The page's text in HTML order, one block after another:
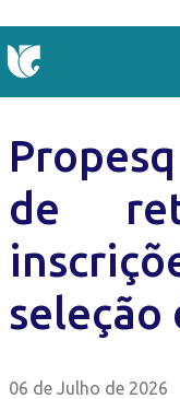
de
seleção
06 de Julho de 2026